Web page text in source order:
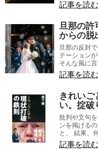
記事を読む
旦那の許
からの脱
旦那の反対
テーション
そんな風に
記事を読む
きれいご
い。掟破
批判や文句
ンを掲げる
と、 結果、
記事を読む